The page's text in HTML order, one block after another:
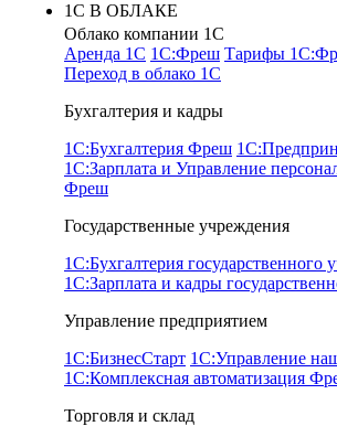
1С В ОБЛАКЕ
Облако компании 1С
Аренда 1С 1С:Фреш Тарифы
Переход в облако 1С
Бухгалтерия и кадры
1С:Бухгалтерия Фреш
1С:Зарплата и Управление
Фреш
Государственные учреждения
1С:Бухгалтерия
1С:Зарплата и кадры
Управление предприятием
1С:БизнесСтарт 1С:Управление
1С:Комплексная автоматизация
Торговля и склад